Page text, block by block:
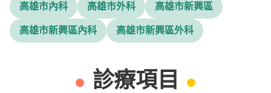
高雄市內科 高雄市外科 高雄市新興區
高雄市新興區內科 高雄市新興區外科
診療項目